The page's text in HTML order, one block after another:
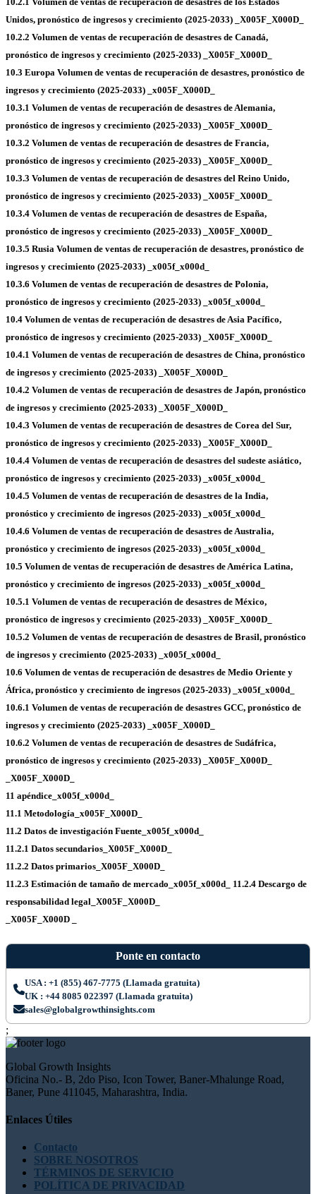
Unidos, pronóstico de ingresos y crecimiento (2025-2033) _X005F_X000D_
10.2.2 Volumen de ventas de recuperación de desastres de Canadá,
pronóstico de ingresos y crecimiento (2025-2033) _X005F_X000D_
10.3 Europa Volumen de ventas de recuperación de desastres, pronóstico de
ingresos y crecimiento (2025-2033) _x005F_X000D_
10.3.1 Volumen de ventas de recuperación de desastres de Alemania,
pronóstico de ingresos y crecimiento (2025-2033) _X005F_X000D_
10.3.2 Volumen de ventas de recuperación de desastres de Francia,
pronóstico de ingresos y crecimiento (2025-2033) _X005F_X000D_
10.3.3 Volumen de ventas de recuperación de desastres del Reino Unido,
pronóstico de ingresos y crecimiento (2025-2033) _X005F_X000D_
10.3.4 Volumen de ventas de recuperación de desastres de España,
pronóstico de ingresos y crecimiento (2025-2033) _X005F_X000D_
10.3.5 Rusia Volumen de ventas de recuperación de desastres, pronóstico de
ingresos y crecimiento (2025-2033) _x005f_x000d_
10.3.6 Volumen de ventas de recuperación de desastres de Polonia,
pronóstico de ingresos y crecimiento (2025-2033) _x005f_x000d_
10.4 Volumen de ventas de recuperación de desastres de Asia Pacífico,
pronóstico de ingresos y crecimiento (2025-2033) _X005F_X000D_
10.4.1 Volumen de ventas de recuperación de desastres de China, pronóstico
de ingresos y crecimiento (2025-2033) _X005F_X000D_
10.4.2 Volumen de ventas de recuperación de desastres de Japón, pronóstico
de ingresos y crecimiento (2025-2033) _X005F_X000D_
10.4.3 Volumen de ventas de recuperación de desastres de Corea del Sur,
pronóstico de ingresos y crecimiento (2025-2033) _X005F_X000D_
10.4.4 Volumen de ventas de recuperación de desastres del sudeste asiático,
pronóstico de ingresos y crecimiento (2025-2033) _x005f_x000d_
10.4.5 Volumen de ventas de recuperación de desastres de la India,
pronóstico y crecimiento de ingresos (2025-2033) _x005f_x000d_
10.4.6 Volumen de ventas de recuperación de desastres de Australia,
pronóstico y crecimiento de ingresos (2025-2033) _x005f_x000d_
10.5 Volumen de ventas de recuperación de desastres de América Latina,
pronóstico y crecimiento de ingresos (2025-2033) _x005f_x000d_
10.5.1 Volumen de ventas de recuperación de desastres de México,
pronóstico de ingresos y crecimiento (2025-2033) _X005F_X000D_
10.5.2 Volumen de ventas de recuperación de desastres de Brasil, pronóstico
de ingresos y crecimiento (2025-2033) _x005f_x000d_
10.6 Volumen de ventas de recuperación de desastres de Medio Oriente y
África, pronóstico y crecimiento de ingresos (2025-2033) _x005f_x000d_
10.6.1 Volumen de ventas de recuperación de desastres GCC, pronóstico de
ingresos y crecimiento (2025-2033) _x005F_X000D_
10.6.2 Volumen de ventas de recuperación de desastres de Sudáfrica,
pronóstico de ingresos y crecimiento (2025-2033) _X005F_X000D_
_X005F_X000D_
11 apéndice_x005f_x000d_
11.1 Metodología_x005F_X000D_
11.2 Datos de investigación Fuente_x005f_x000d_
11.2.1 Datos secundarios_X005F_X000D_
11.2.2 Datos primarios_X005F_X000D_
11.2.3 Estimación de tamaño de mercado_x005f_x000d_ 11.2.4 Descargo de
responsabilidad legal_X005F_X000D_
_X005F_X000D _
Ponte en contacto
USA : +1 (855) 467-7775 (Llamada gratuita)
UK : +44 8085 022397 (Llamada gratuita)
sales@globalgrowthinsights.com
;
Global Growth Insights
Oficina No.- B, 2do Piso, Icon Tower, Baner-Mhalunge Road,
Baner, Pune 411045, Maharashtra, India.
Enlaces Útiles
Contacto
SOBRE NOSOTROS
TÉRMINOS DE SERVICIO
POLÍTICA DE PRIVACIDAD